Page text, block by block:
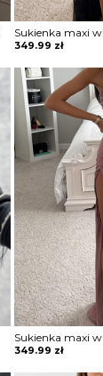
349.99 zł
349.99 zł